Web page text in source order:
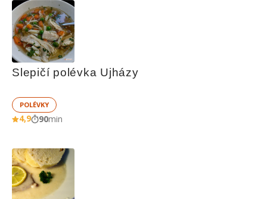
Slepičí polévka Ujházy
POLÉVKY
4,9 90min